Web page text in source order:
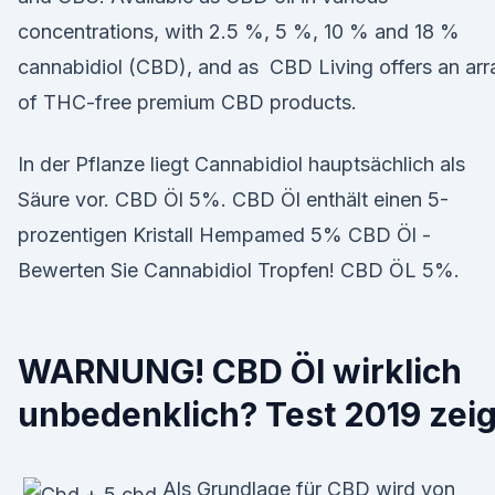
concentrations, with 2.5 %, 5 %, 10 % and 18 %
cannabidiol (CBD), and as CBD Living offers an
of THC-free premium CBD products.
In der Pflanze liegt Cannabidiol hauptsächlich als
Säure vor. CBD Öl 5%. CBD Öl enthält einen 5-
prozentigen Kristall Hempamed 5% CBD Öl -
Bewerten Sie Cannabidiol Tropfen! CBD ÖL 5%.
WARNUNG! CBD Öl wirklich
unbedenklich? Test 2019
Als Grundlage für CBD wird von